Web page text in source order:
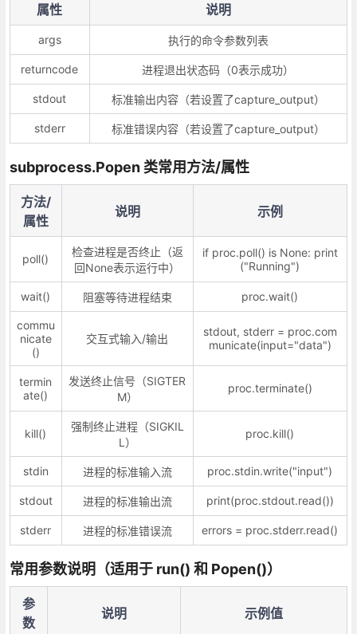
属性 说明
args 执行的命令参数列表
returncode 进程退出状态码（0表示成功）
stdout 标准输出内容（若设置了capture_output）
stderr 标准错误内容（若设置了capture_output）
subprocess.Popen 类常用方法/属性
方法/
属性
说明 示例
poll()
检查进程是否终止（返
回None表示运行中）
if proc.poll() is None: print
("Running")
wait() 阻塞等待进程结束 proc.wait()
commu
nicate
()
交互式输入/输出
stdout, stderr = proc.com
municate(input="data")
termin
ate()
发送终止信号（SIGTER
M）
proc.terminate()
kill()
强制终止进程（SIGKIL
L）
proc.kill()
stdin 进程的标准输入流 proc.stdin.write("input")
stdout 进程的标准输出流 print(proc.stdout.read())
stderr 进程的标准错误流 errors = proc.stderr.read()
常用参数说明（适用于 run() 和 Popen()）
参
数
说明 示例值